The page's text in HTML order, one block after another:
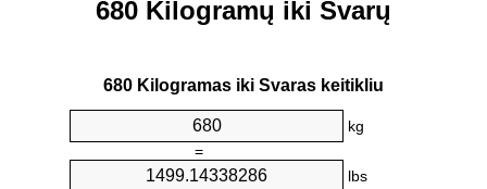
680 Kilogramų iki Svarų
680 Kilogramas iki Svaras keitikliu
kg
=
lbs